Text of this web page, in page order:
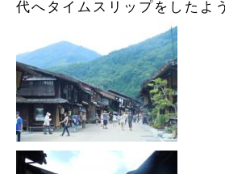
代へタイムスリップをしたよ